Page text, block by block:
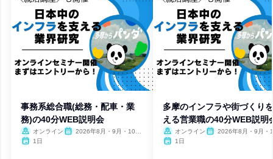
事務系総合職(総務・配車・業
務)の40分WEB説明会
オンライン
2026年8月・9月・10
1日
多摩のインフラや街づくり
える営業職の40分WEB説明
オンライン
2026年8月・9月・
1日